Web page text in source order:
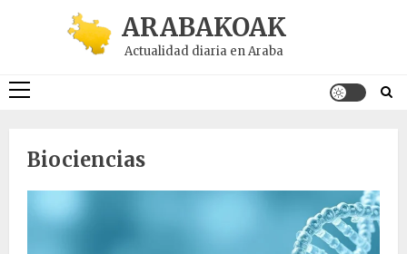
ARABAKOAK
Actualidad diaria en Araba
Menú
Biociencias